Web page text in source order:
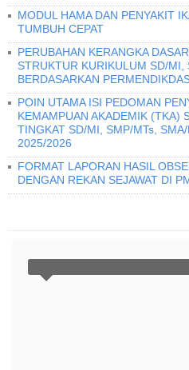
MODUL HAMA DAN PENYAKIT
TUMBUH CEPAT
PERUBAHAN KERANGKA
STRUKTUR KURIKULUM SD/
BERDASARKAN
POIN UTAMA ISI PEDOMAN
KEMAMPUAN AKADEMIK (TKA)
TINGKAT SD/MI, SMP/MTs,
2025/2026
FORMAT LAPORAN HASIL
DENGAN REKAN SEJAWAT DI